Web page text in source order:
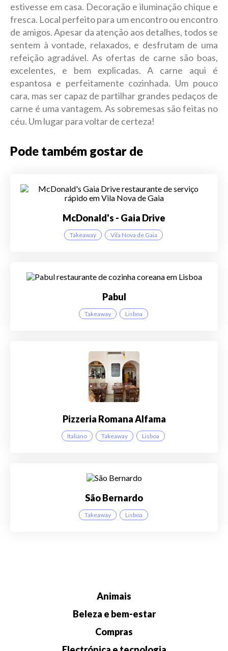
estivesse em casa. Decoração e iluminação chique e
fresca. Local perfeito para um encontro ou encontro
de amigos. Apesar da atenção aos detalhes, todos se
sentem à vontade, relaxados, e desfrutam de uma
refeição agradável. As ofertas de carne são boas,
excelentes, e bem explicadas. A carne aqui é
espantosa e perfeitamente cozinhada. Um pouco
cara, mas ser capaz de partilhar grandes pedaços de
carne é uma vantagem. As sobremesas são feitas no
céu. Um lugar para voltar de certeza!
Pode também gostar de
McDonald's - Gaia Drive
Takeaway Vila Nova de Gaia
Pabul
Takeaway Lisboa
Pizzeria Romana Alfama
Italiano Takeaway Lisboa
São Bernardo
Takeaway Lisboa
Animais
Beleza e bem-estar
Compras